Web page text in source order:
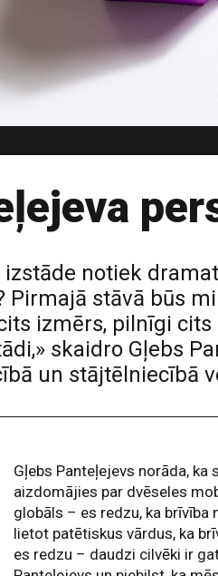
izstāde notiek
Pirmajā stāvā būs
izmērs, pilnīgi
skaidro Gļebs
un stājtēlniecībā
Gļebs Panteļejevs norāda,
aizdomājies par dvēseles
globāls – es redzu, ka brīvība
lietot patētiskus vārdus, ka
es redzu – daudzi cilvēki ir